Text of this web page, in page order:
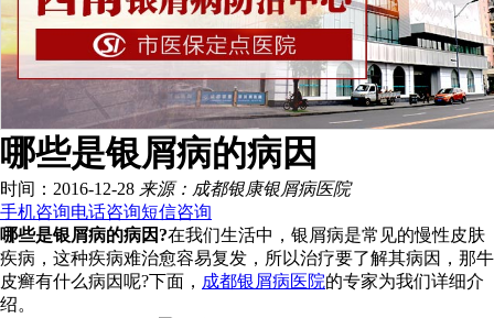
哪些是银屑病的病因
时间：2016-12-28 来源：成都银康银屑病医院
手机咨询电话咨询短信咨询
哪些是银屑病的病因?在我们生活中，银屑病是常见的慢性皮肤
疾病，这种疾病难治愈容易复发，所以治疗要了解其病因，那牛
皮癣有什么病因呢?下面， 成都银屑病医院的专家为我们详细介
绍。